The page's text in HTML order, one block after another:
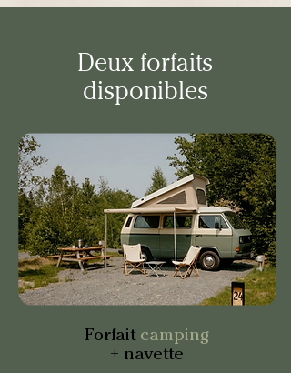
Deux forfaits
disponibles
Forfait camping
+ navette